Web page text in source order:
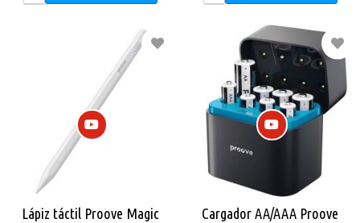
Lápiz táctil Proove Magic
Cargador AA/AAA Proove